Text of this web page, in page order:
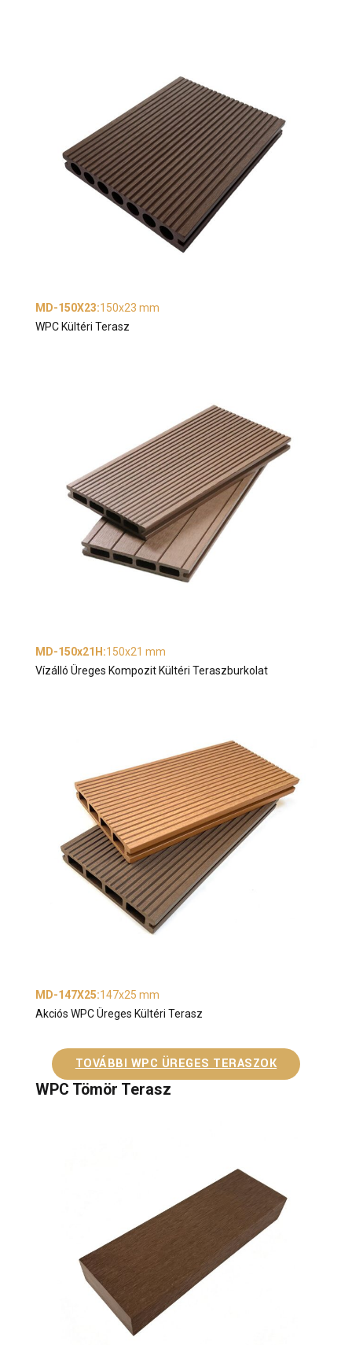
MD-150X23:150x23 mm
WPC Kültéri Terasz
MD-150x21H :150x21 mm
Vízálló Üreges Kompozit Kültéri Teraszburkolat
MD-147X25:147x25 mm
Akciós WPC Üreges Kültéri Terasz
TOVÁBBI WPC ÜREGES TERASZOK
WPC Tömör Terasz